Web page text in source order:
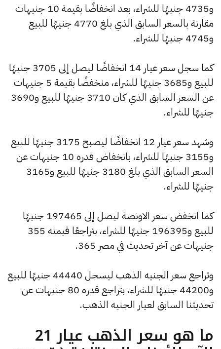
و4735 جنيهًا للشراء، بعد انخفاضًا بقيمة 10 جنيهات
مقارنة بالسعر السابق الذي بلغ 4770 جنيهًا للبيع
و4745 جنيهًا للشراء.
كما سجل سعر عيار 14 انخفاضًا ليصل إلى 3705 جنيهًا
للبيع و3685 جنيهًا للشراء، منخفضًا بقيمة 5 جنيهات
عن السعر السابق الذي كان 3710 جنيهًا للبيع و3690
جنيهًا للشراء.
وشهد سعر عيار 12 انخفاضًا ليصبح 3175 جنيهًا للبيع
و3155 جنيهًا للشراء، بانخفاض قدره 10 جنيهات عن
السعر السابق الذي بلغ 3180 جنيهًا للبيع و3165
جنيهًا للشراء.
كما انخفض سعر الاونصة ليصل إلى 197465 جنيهًا
للبيع و196395 جنيهًا للشراء، بتراجعًا قيمته 355
جنيهات عن آخر تحديث في مصر 365.
وتراجع سعر الجنيه الذهب ليسجل 44440 جنيهًا للبيع
و44200 جنيهًا للشراء، بتراجع قدره 80 جنيهات عن
تحديثنا السابق لعيار الجنيه الذهب.
ما هو سعر الذهب عيار 21